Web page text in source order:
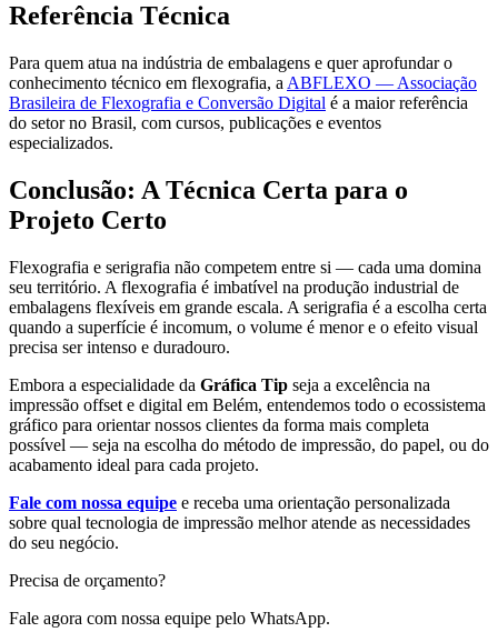
Referência Técnica
Para quem atua na indústria de embalagens e quer aprofundar o
conhecimento técnico em flexografia, a ABFLEXO — Associação
Brasileira de Flexografia e Conversão Digital é a maior referência
do setor no Brasil, com cursos, publicações e eventos
especializados.
Conclusão: A Técnica Certa para o
Projeto Certo
Flexografia e serigrafia não competem entre si — cada uma domina
seu território. A flexografia é imbatível na produção industrial de
embalagens flexíveis em grande escala. A serigrafia é a escolha certa
quando a superfície é incomum, o volume é menor e o efeito visual
precisa ser intenso e duradouro.
Embora a especialidade da Gráfica Tip seja a excelência na
impressão offset e digital em Belém, entendemos todo o ecossistema
gráfico para orientar nossos clientes da forma mais completa
possível — seja na escolha do método de impressão, do papel, ou do
acabamento ideal para cada projeto.
Fale com nossa equipe e receba uma orientação personalizada
sobre qual tecnologia de impressão melhor atende as necessidades
do seu negócio.
Precisa de orçamento?
Fale agora com nossa equipe pelo WhatsApp.